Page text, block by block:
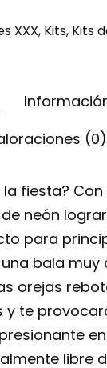
XXX, Kits, Kits
(0)
fiesta?
neón
para
bala
orejas
y te
libre